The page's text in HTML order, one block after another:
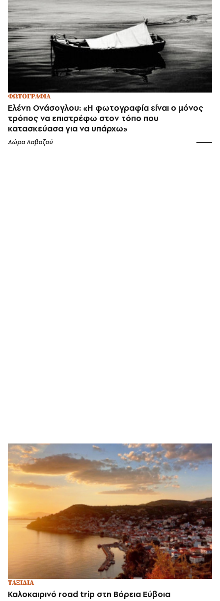
ΦΩΤΟΓΡΑΦΙΑ
Ελένη Ονάσογλου: «Η φωτογραφία είναι ο μόνος
τρόπος να επιστρέφω στον τόπο που
κατασκεύασα για να υπάρχω»
Δώρα Λαβαζού
ΤΑΞΙΔΙΑ
Καλοκαιρινό road trip στη Βόρεια Εύβοια